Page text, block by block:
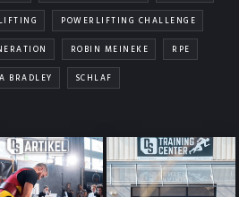
POWERLIFTING CHALLENGE
ROBIN MEINEKE RPE
BRADLEY SCHLAF